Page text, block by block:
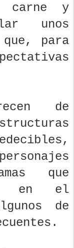
carne y
unos
para
de
que
en el
de